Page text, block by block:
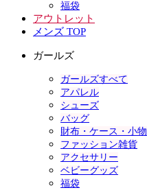
福袋
アウトレット
メンズ TOP
ガールズ
ガールズすべて
アパレル
シューズ
バッグ
財布・ケース・小物
ファッション雑貨
アクセサリー
ベビーグッズ
福袋